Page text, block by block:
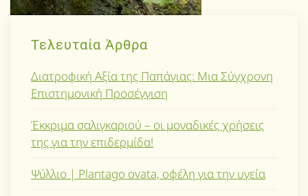
Τελευταία Άρθρα
Διατροφική Αξία της Παπάγιας: Μια Σύγχρονη
Επιστημονική Προσέγγιση
Έκκριμα σαλιγκαριού – οι μοναδικές χρήσεις
της για την επιδερμίδα!
Ψύλλιο | Plantago ovata, οφέλη για την υγεία